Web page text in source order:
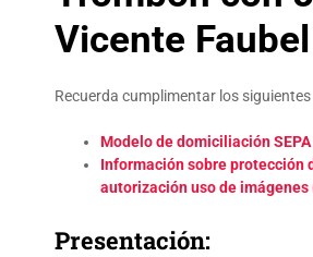
Vicente Faubel
Recuerda cumplimentar los
Modelo de domiciliación SEPA
Información sobre protección
autorización uso de imágenes
Presentación: